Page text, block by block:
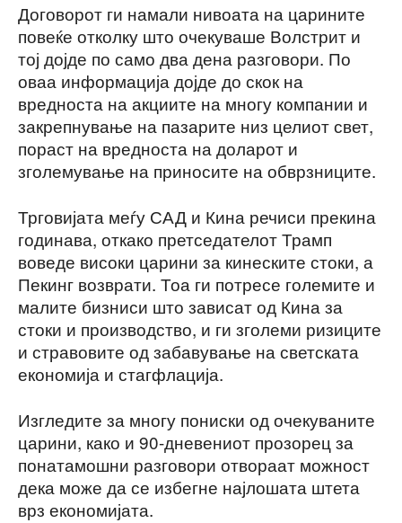
Договорот ги намали нивоата на царините
повеќе отколку што очекуваше Волстрит и
тој дојде по само два дена разговори. По
оваа информација дојде до скок на
вредноста на акциите на многу компании и
закрепнување на пазарите низ целиот свет,
пораст на вредноста на доларот и
зголемување на приносите на обврзниците.
Трговијата меѓу САД и Кина речиси прекина
годинава, откако претседателот Трамп
воведе високи царини за кинеските стоки, а
Пекинг возврати. Тоа ги потресе големите и
малите бизниси што зависат од Кина за
стоки и производство, и ги зголеми ризиците
и стравовите од забавување на светската
економија и стагфлација.
Изгледите за многу пониски од очекуваните
царини, како и 90-дневениот прозорец за
понатамошни разговори отвораат можност
дека може да се избегне најлошата штета
врз економијата.